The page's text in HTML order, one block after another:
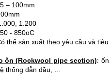
1.200
xuất theo yêu cầu và tiêu
ôn (Rockwool pipe section):
thống dẫn dầu, …